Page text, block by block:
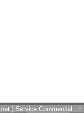
) Service Commercial :